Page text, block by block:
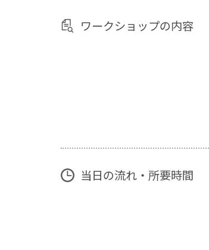
ワークショップの内容
当日の流れ・所要時間